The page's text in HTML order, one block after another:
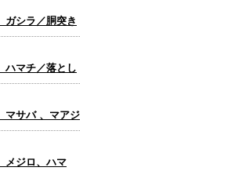
ガシラ／胴突き
ハマチ／落とし
マサバ 、マアジ
メジロ、ハマ